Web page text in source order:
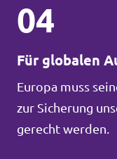
04
Für globalen
Europa muss
zur Sicherung
gerecht werden.